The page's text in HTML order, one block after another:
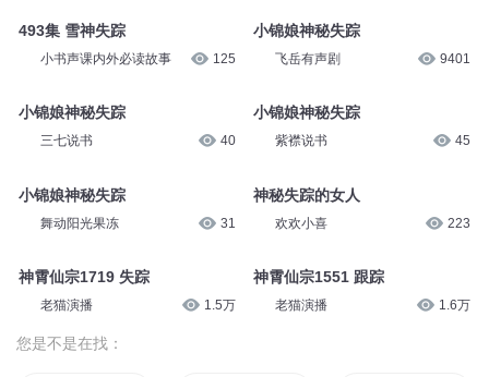
493集 雪神失踪
小书声课内外必读故事 125
小锦娘神秘失踪
三七说书 40
小锦娘神秘失踪
舞动阳光果冻 31
神霄仙宗1719 失踪
老猫演播 1.5万
小锦娘神秘失踪
飞岳有声剧 9401
小锦娘神秘失踪
紫襟说书 45
神秘失踪的女人
欢欢小喜 223
神霄仙宗1551 跟踪
老猫演播 1.6万
您是不是在找：